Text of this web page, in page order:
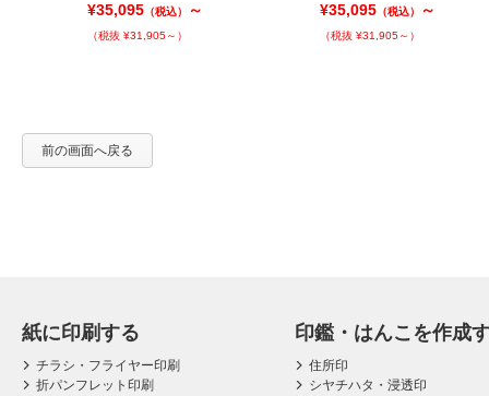
¥35,095 （税込） ～
（税抜 ¥31,905～）
¥35,095 （税込） ～
（税抜 ¥31,905～）
前の画面へ戻る
紙に印刷する
チラシ・フライヤー印刷
折パンフレット印刷
印鑑・はんこを作成
住所印
シヤチハタ・浸透印